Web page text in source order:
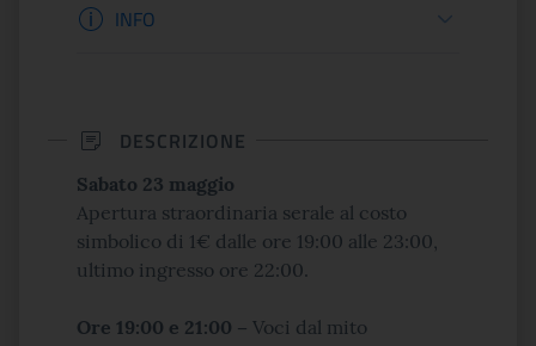
INFO
DESCRIZIONE
Sabato 23 maggio
Apertura straordinaria serale al costo
simbolico di 1€ dalle ore 19:00 alle 23:00,
ultimo ingresso ore 22:00.
Ore 19:00 e 21:00 – Voci dal mito